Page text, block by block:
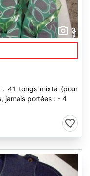
3
: 41 tongs mixte (pour
jamais portées : - 4